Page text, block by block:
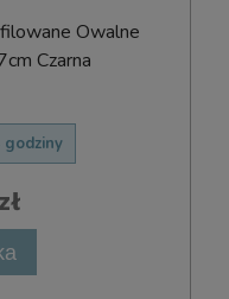
Owalne
Czarna
godziny